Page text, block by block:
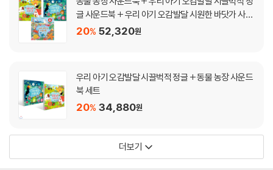
글 사운드북 + 우리 아기 오감발달 시원한 바닷가 사운
드북
20% 52,320원
우리 아기 오감발달 시끌벅적 정글 + 동물 농장 사운드
북 세트
20% 34,880원
더보기